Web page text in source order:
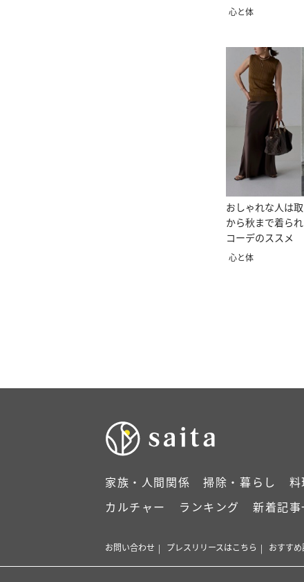
心と体
おしゃれな人は
から秋まで着られ
コーデのススメ
心と体
家族・人間関係 掃除・暮らし
カルチャー
ランキング 新着記事
お問い合わせ プレスリリースはこちら おすす